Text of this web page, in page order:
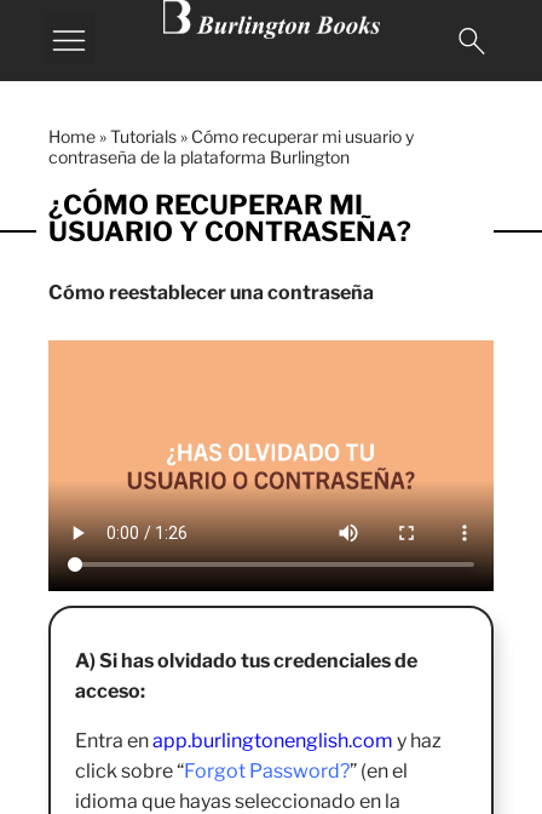
Home »Tutorials » Cómo recuperar mi usuario y
contraseña de la plataforma Burlington
¿CÓMO RECUPERAR MI
USUARIO Y CONTRASEÑA?
Cómo reestablecer una contraseña
A) Si has olvidado tus credenciales de
acceso:
Entra enapp.burlingtonenglish.com y haz
click sobre “Forgot Password?” (en el
idioma que hayas seleccionado en la